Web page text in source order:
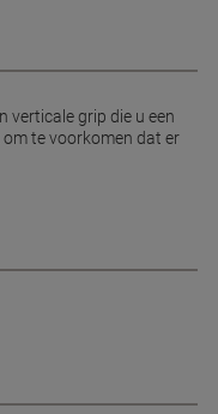
verticale grip die u een
te voorkomen dat er